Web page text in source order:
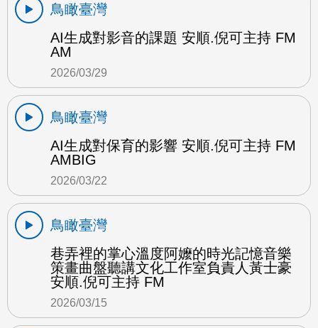
鳥瞰臺灣
AI生成對影音的課題 安順.倪可主持 FM
AM
2026/03/29
鳥瞰臺灣
AI生成對保育的影響 安順.倪可主持 FM
AMBIG
2026/03/22
鳥瞰臺灣
巷弄裡的掌心溫度阿嬤的時光記憶音樂
策畫曲盤聽講文化工作室負責人黃士豪
安順.倪可主持 FM
2026/03/15